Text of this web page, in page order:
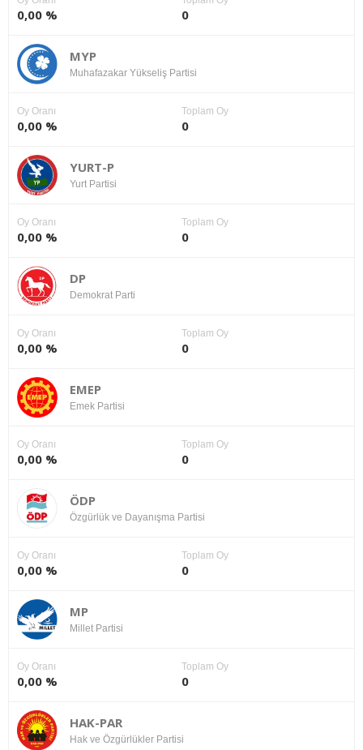
0,00 % 0
MYP
Muhafazakar Yükseliş Partisi
Oy Oranı
0,00 %
Toplam Oy
0
YURT-P
Yurt Partisi
Oy Oranı
0,00 %
Toplam Oy
0
DP
Demokrat Parti
Oy Oranı
0,00 %
Toplam Oy
0
EMEP
Emek Partisi
Oy Oranı
0,00 %
Toplam Oy
0
ÖDP
Özgürlük ve Dayanışma Partisi
Oy Oranı
0,00 %
Toplam Oy
0
MP
Millet Partisi
Oy Oranı
0,00 %
Toplam Oy
0
HAK-PAR
Hak ve Özgürlükler Partisi